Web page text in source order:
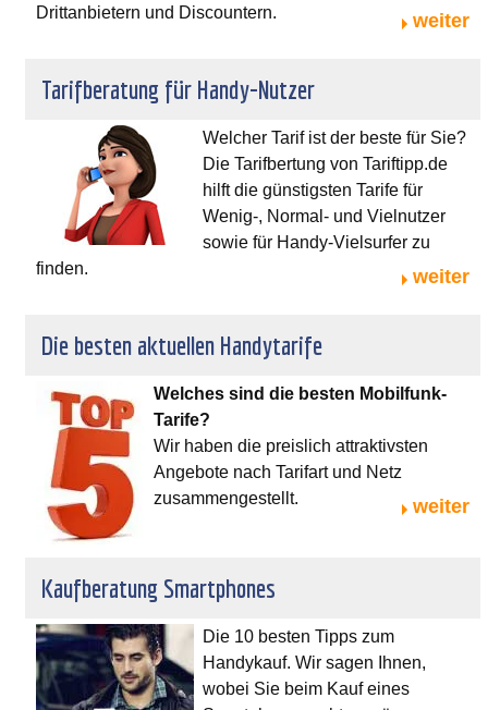
Drittanbietern und Discountern.
weiter
Tarifberatung für Handy-Nutzer
Welcher Tarif ist der beste für Sie?
Die Tarifbertung von Tariftipp.de
hilft die günstigsten Tarife für
Wenig-, Normal- und Vielnutzer
sowie für Handy-Vielsurfer zu
finden.
weiter
Die besten aktuellen Handytarife
Welches sind die besten Mobilfunk-
Tarife?
Wir haben die preislich attraktivsten
Angebote nach Tarifart und Netz
zusammengestellt.
weiter
Kaufberatung Smartphones
Die 10 besten Tipps zum
Handykauf. Wir sagen Ihnen,
wobei Sie beim Kauf eines